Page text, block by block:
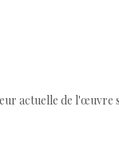
actuelle de l'œuvre